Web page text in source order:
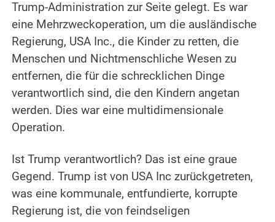
Trump-Administration zur Seite gelegt. Es war
eine Mehrzweckoperation, um die ausländische
Regierung, USA Inc., die Kinder zu retten, die
Menschen und Nichtmenschliche Wesen zu
entfernen, die für die schrecklichen Dinge
verantwortlich sind, die den Kindern angetan
werden. Dies war eine multidimensionale
Operation.
Ist Trump verantwortlich? Das ist eine graue
Gegend. Trump ist von USA Inc zurückgetreten,
was eine kommunale, entfundierte, korrupte
Regierung ist, die von feindseligen